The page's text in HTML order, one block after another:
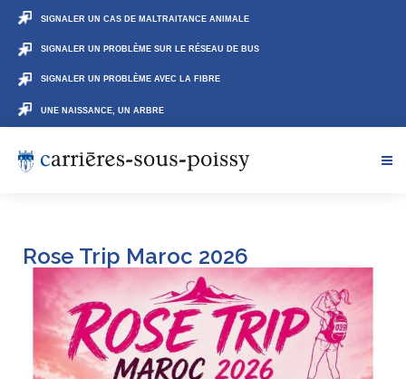
SIGNALER UN CAS DE MALTRAITANCE ANIMALE
SIGNALER UN PROBLÈME SUR LE RÉSEAU DE BUS
SIGNALER UN PROBLÈME AVEC LA FIBRE
UNE NAISSANCE, UN ARBRE
Rose Trip Maroc 2026